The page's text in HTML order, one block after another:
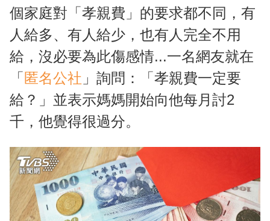
個家庭對「孝親費」的要求都不同，有
人給多、有人給少，也有人完全不用
給，沒必要為此傷感情...一名網友就在
「匿名公社 」詢問：「孝親費一定要
給？」並表示媽媽開始向他每月討2
千，他覺得很過分。